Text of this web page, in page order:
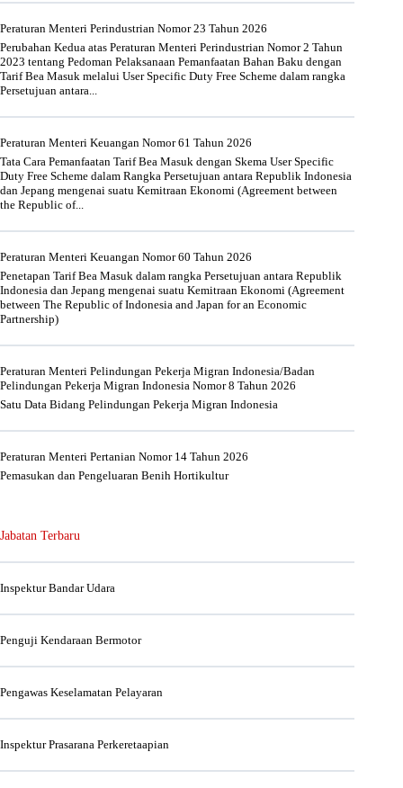
Peraturan Menteri Perindustrian Nomor 23 Tahun 2026
Perubahan Kedua atas Peraturan Menteri Perindustrian Nomor 2 Tahun
2023 tentang Pedoman Pelaksanaan Pemanfaatan Bahan Baku dengan
Tarif Bea Masuk melalui User Specific Duty Free Scheme dalam rangka
Persetujuan antara...
Peraturan Menteri Keuangan Nomor 61 Tahun 2026
Tata Cara Pemanfaatan Tarif Bea Masuk dengan Skema User Specific
Duty Free Scheme dalam Rangka Persetujuan antara Republik Indonesia
dan Jepang mengenai suatu Kemitraan Ekonomi (Agreement between
the Republic of...
Peraturan Menteri Keuangan Nomor 60 Tahun 2026
Penetapan Tarif Bea Masuk dalam rangka Persetujuan antara Republik
Indonesia dan Jepang mengenai suatu Kemitraan Ekonomi (Agreement
between The Republic of Indonesia and Japan for an Economic
Partnership)
Peraturan Menteri Pelindungan Pekerja Migran Indonesia/Badan
Pelindungan Pekerja Migran Indonesia Nomor 8 Tahun 2026
Satu Data Bidang Pelindungan Pekerja Migran Indonesia
Peraturan Menteri Pertanian Nomor 14 Tahun 2026
Pemasukan dan Pengeluaran Benih Hortikultur
Jabatan Terbaru
Inspektur Bandar Udara
Penguji Kendaraan Bermotor
Pengawas Keselamatan Pelayaran
Inspektur Prasarana Perkeretaapian